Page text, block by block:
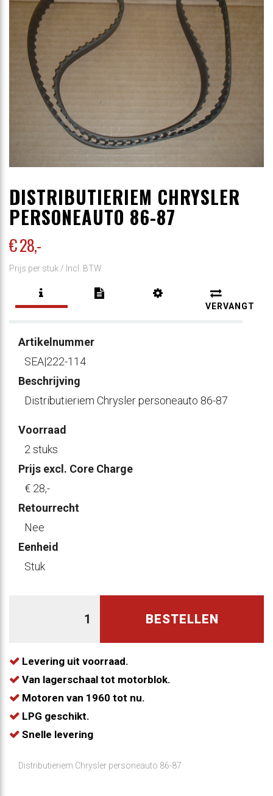
DISTRIBUTIERIEM CHRYSLER
PERSONEAUTO 86-87
€ 28,-
Prijs per stuk / Incl. BTW
VERVANGT
Artikelnummer
SEA|222-114
Beschrijving
Distributieriem Chrysler personeauto 86-87
Voorraad
2 stuks
Prijs excl. Core Charge
€ 28,-
Retourrecht
Nee
Eenheid
Stuk
BESTELLEN
Levering uit voorraad.
Van lagerschaal tot motorblok.
Motoren van 1960 tot nu.
LPG geschikt.
Snelle levering
Distributieriem Chrysler personeauto 86-87